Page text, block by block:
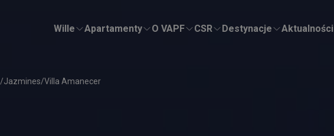
Wille Apartamenty O VAPF CSR Destynacje Aktualności
/Jazmines/Villa Amanecer